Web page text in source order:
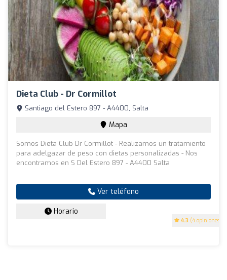
Dieta Club - Dr Cormillot
4.3 (4 opiniones)
Santiago del Estero 897 - A4400, Salta
Mapa
Somos Dieta Club Dr Cormillot - Realizamos un tratamiento
para adelgazar de peso con dietas personalizadas - Nos
encontramos en S Del Estero 897 - A4400 Salta
Ver teléfono
Horario